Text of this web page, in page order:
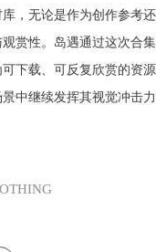
，无论是作为创作参考
赏性。岛遇通过这次合
可下载、可反复欣赏的资
中继续发挥其视觉冲击力